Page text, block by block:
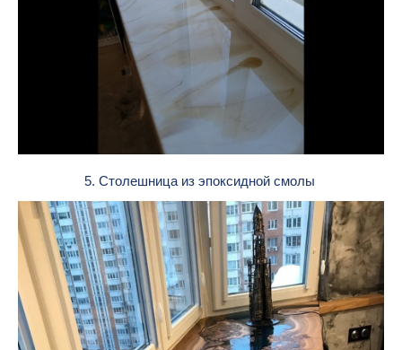
5. Столешница из эпоксидной смолы